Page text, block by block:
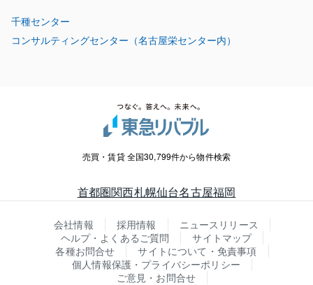
千種センター
コンサルティングセンター（名古屋栄センター内）
売買・賃貸 全国30,799件から物件検索
首都圏関西札幌仙台名古屋福岡
会社情報 採用情報
ニュースリリース
ヘルプ・よくあるご質問
サイトマップ
各種お問合せ
サイトについて・免責事項
個人情報保護・プライバシーポリシー
ご意見・お問合せ